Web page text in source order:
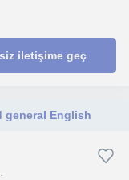
iletişime geç
general English